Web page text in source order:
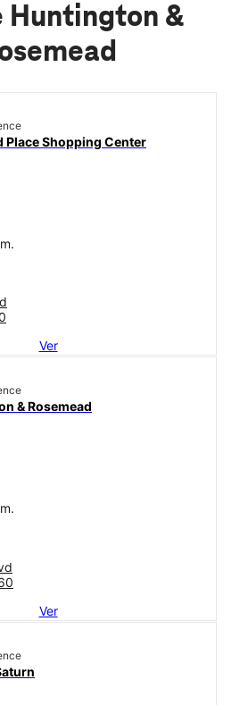
Huntington &
Place Shopping Center
Ver
& Rosemead
Ver